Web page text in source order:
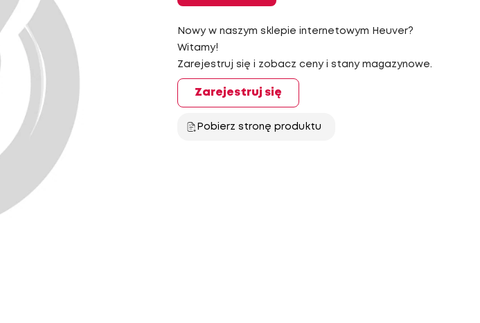
Nowy w naszym sklepie internetowym Heuver?
Witamy!
Zarejestruj się i zobacz ceny i stany magazynowe.
Zarejestruj się
Pobierz stronę produktu